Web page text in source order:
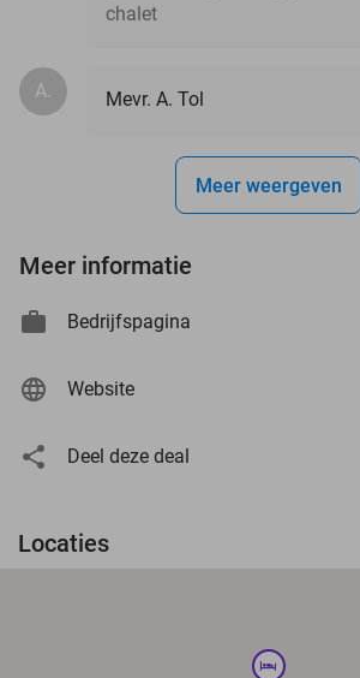
chalet
A. Mevr. A. Tol
Meer weergeven
Meer informatie
Bedrijfspagina
Website
Deel deze deal
Locaties
hotel